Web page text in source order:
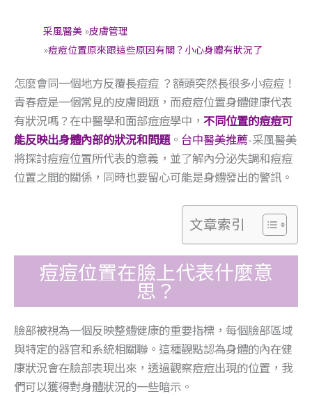
采風醫美 »皮膚管理
»痘痘位置原來跟這些原因有關？小心身體有狀況了
怎麼會同一個地方反覆長痘痘 ？額頭突然長很多小痘痘！
青春痘是一個常見的皮膚問題，而痘痘位置身體健康代表
有狀況嗎？在中醫學和面部痘痘學中， 不同位置的痘痘可
能反映出身體內部的狀況和問題。 台中醫美推薦-采風醫美
將探討痘痘位置所代表的意義，並了解內分泌失調和痘痘
位置之間的關係，同時也要留心可能是身體發出的警訊。
文章索引
痘痘位置在臉上代表什麼意
思？
臉部被視為一個反映整體健康的重要指標，每個臉部區域
與特定的器官和系統相關聯。這種觀點認為身體的內在健
康狀況會在臉部表現出來，透過觀察痘痘出現的位置，我
們可以獲得對身體狀況的一些暗示。